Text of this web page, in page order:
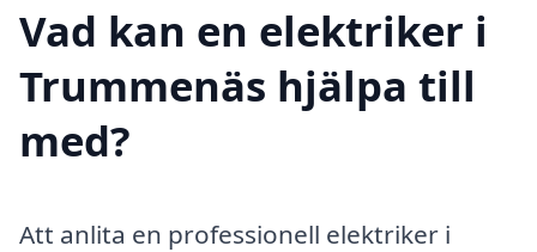
Vad kan en elektriker i
Trummenäs hjälpa till
med?
Att anlita en professionell elektriker i